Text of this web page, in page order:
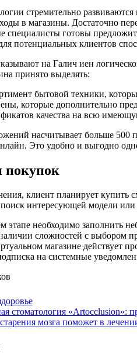
стремительно
в магазины. Достаточно
готовы
потенциальных клиентов
на Галич иен
принято выделять:
бытовой техники,
которые дополнительно
качества на всю
насчитывает больше 500
Это удобно и выгодно
покупок
клиент планирует
интересующей модели или
этапе необходимо заполнить
сложностей с выбором
магазине действует
на системные
стоматология «Artocclusion»:
мозга поможет в